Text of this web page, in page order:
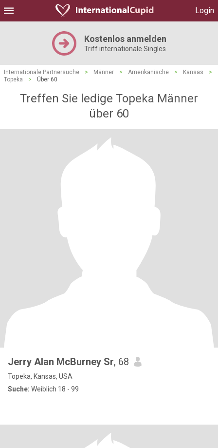
Login
Kostenlos anmelden
Triff internationale Singles
Internationale Partnersuche > Männer > Amerikanische > Kansas
>
Topeka
> Über 60
Treffen Sie ledige Topeka Männer
über 60
Jerry Alan McBurney Sr, 68
Topeka, Kansas, USA
Suche: Weiblich 18 - 99